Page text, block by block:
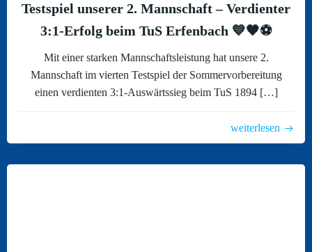
Testspiel unserer 2. Mannschaft – Verdienter
3:1-Erfolg beim TuS Erfenbach 💙🖤⚽
Mit einer starken Mannschaftsleistung hat unsere 2.
Mannschaft im vierten Testspiel der Sommervorbereitung
einen verdienten 3:1-Auswärtssieg beim TuS 1894 […]
weiterlesen